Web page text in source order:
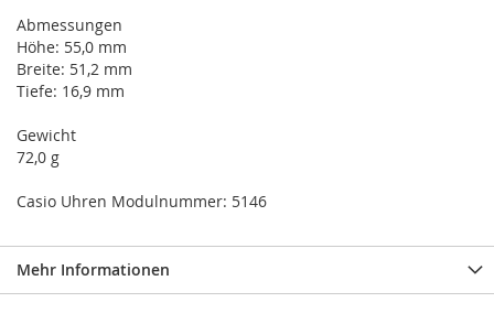
Abmessungen
Höhe: 55,0 mm
Breite: 51,2 mm
Tiefe: 16,9 mm
Gewicht
72,0 g
Casio Uhren Modulnummer: 5146
Mehr Informationen